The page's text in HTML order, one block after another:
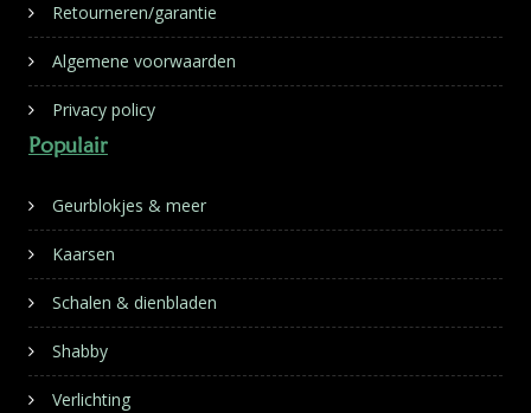
Retourneren/garantie
Algemene voorwaarden
Privacy policy
Populair
Geurblokjes & meer
Kaarsen
Schalen & dienbladen
Shabby
Verlichting